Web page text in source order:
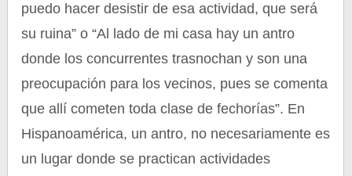
puedo hacer desistir de esa actividad, que será
su ruina” o “Al lado de mi casa hay un antro
donde los concurrentes trasnochan y son una
preocupación para los vecinos, pues se comenta
que allí cometen toda clase de fechorías”. En
Hispanoamérica, un antro, no necesariamente es
un lugar donde se practican actividades